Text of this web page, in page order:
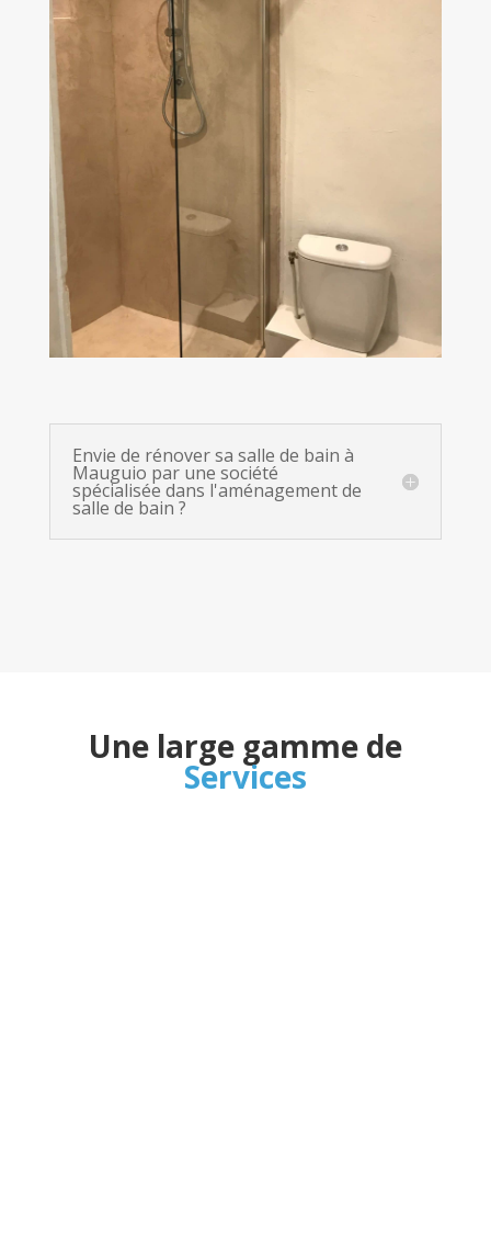
Envie de rénover sa salle de bain à
Mauguio par une société
spécialisée dans l'aménagement de
salle de bain ?
Une large gamme de
Services